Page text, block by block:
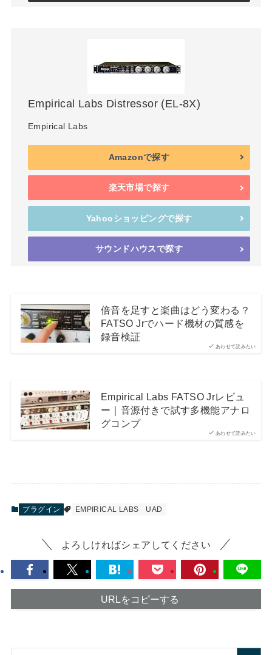
Empirical Labs Distressor (EL-8X)
Empirical Labs
Amazonで探す
楽天市場で探す
Yahooショッピングで探す
サウンドハウスで探す
あわせて読みたい
倍音を足すと楽曲はどう変わる？
FATSO Jrでハード機材の質感を
録音検証
あわせて読みたい
Empirical Labs FATSO Jrレビュ
ー｜音源付きで試す多機能アナロ
グコンプ
プラグイン EMPIRICAL LABS UAD
よろしければシェアしてください
URLをコピーする